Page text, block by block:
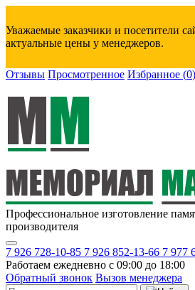
Уважаемые заказчики и посетители
актуальные цены у менеджеров.
Отзывы Просмотренное Избранное (0)
Профессиональное изготовление
производителя
7 926 728-10-85 7 926 852-13-66 7 977
Работаем ежедневно с 09:00 до 18:00
Обратный звонок Вызов менеджера